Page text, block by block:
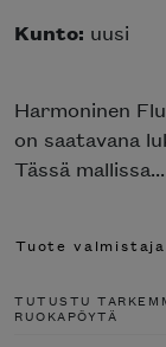
Kunto: uusi
Harmoninen
on saatavana
Tässä mallissa...
Tuote
TUTUSTU
RUOKAPÖYTÄ